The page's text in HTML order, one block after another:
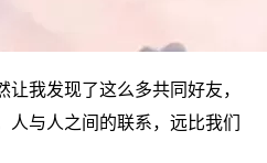
我发现了这么多共同好友，
与人之间的联系，远比我们